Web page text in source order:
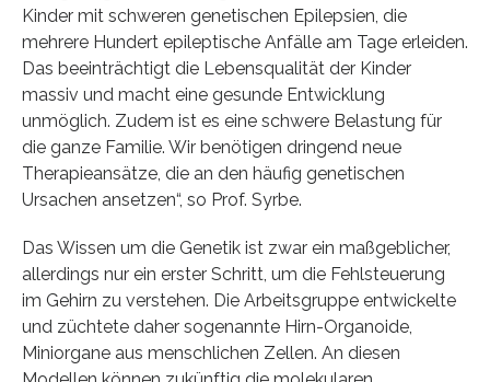
Kinder mit schweren genetischen Epilepsien, die
mehrere Hundert epileptische Anfälle am Tage erleiden.
Das beeinträchtigt die Lebensqualität der Kinder
massiv und macht eine gesunde Entwicklung
unmöglich. Zudem ist es eine schwere Belastung für
die ganze Familie. Wir benötigen dringend neue
Therapieansätze, die an den häufig genetischen
Ursachen ansetzen“, so Prof. Syrbe.
Das Wissen um die Genetik ist zwar ein maßgeblicher,
allerdings nur ein erster Schritt, um die Fehlsteuerung
im Gehirn zu verstehen. Die Arbeitsgruppe entwickelte
und züchtete daher sogenannte Hirn-Organoide,
Miniorgane aus menschlichen Zellen. An diesen